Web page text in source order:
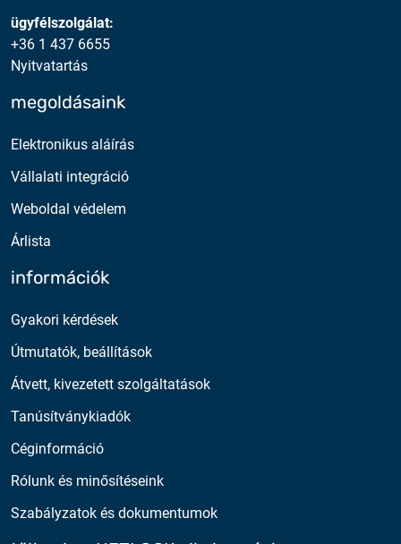
ügyfélszolgálat:
+36 1 437 6655
Nyitvatartás
megoldásaink
Elektronikus aláírás
Vállalati integráció
Weboldal védelem
Árlista
információk
Gyakori kérdések
Útmutatók, beállítások
Átvett, kivezetett szolgáltatások
Tanúsítványkiadók
Céginformáció
Rólunk és minősítéseink
Szabályzatok és dokumentumok